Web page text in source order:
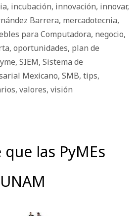
, incubación, innovación, innovar,
Barrera, mercadotecnia,
para Computadora, negocio,
, oportunidades, plan de
, SIEM, Sistema de
Mexicano, SMB, tips,
, valores, visión
las PyMEs